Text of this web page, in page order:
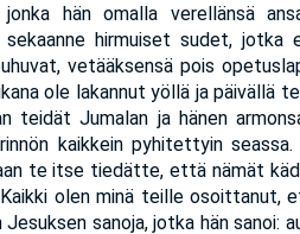
hän omalla verellänsä
hirmuiset sudet, jotka
vetääksensä pois
ole lakannut yöllä ja päivällä
teidät Jumalan ja hänen
kaikkein pyhitettyin seassa.
te itse tiedätte, että nämät
Kaikki olen minä teille osoittanut,
sanoja, jotka hän sanoi: